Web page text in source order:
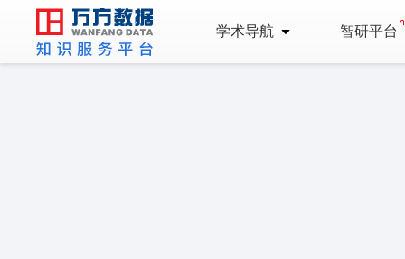
学术导航 智研平台